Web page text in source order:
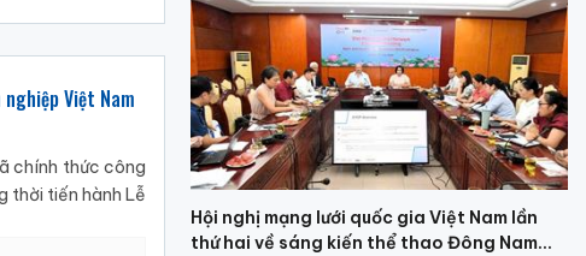
Việt Nam
chính thức công
thời tiến hành Lễ
Hội nghị mạng lưới quốc gia Việt Nam lần
thứ hai về sáng kiến thể thao Đông Nam...